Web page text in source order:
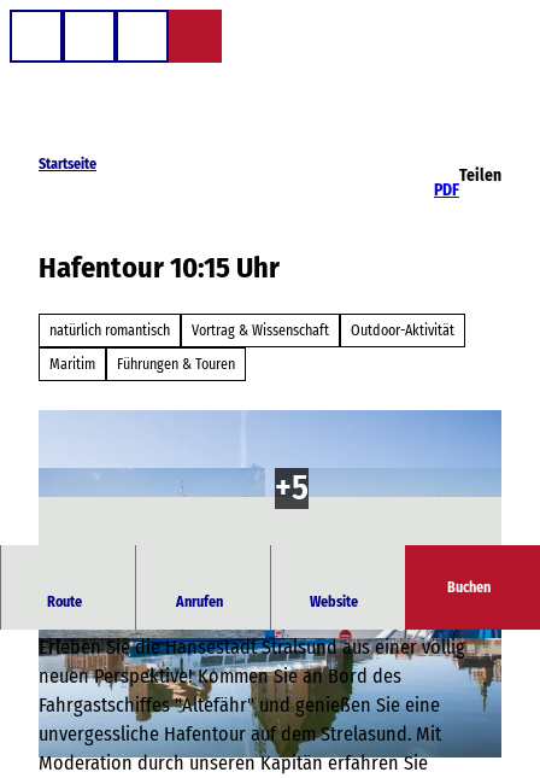
Startseite
PDF
Teilen
Hafentour 10:15 Uhr
natürlich romantisch Vortrag & Wissenschaft
Outdoor-Aktivität
Maritim
Führungen & Touren
© Weiße Flotte GmbH
© Weiße Flotte GmbH © Weiße Flotte GmbH
Route Anrufen Website
Buchen
Die Hansestadt Stralsund vom Wasser aus erleben
Erleben Sie die Hansestadt Stralsund aus einer völlig
neuen Perspektive! Kommen Sie an Bord des
Fahrgastschiffes "Altefähr" und genießen Sie eine
unvergessliche Hafentour auf dem Strelasund. Mit
Moderation durch unseren Kapitän erfahren Sie